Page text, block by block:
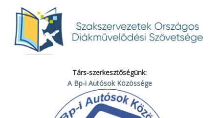
Társ-szerkesztőségünk:
A Bp-i Autósok Közössége